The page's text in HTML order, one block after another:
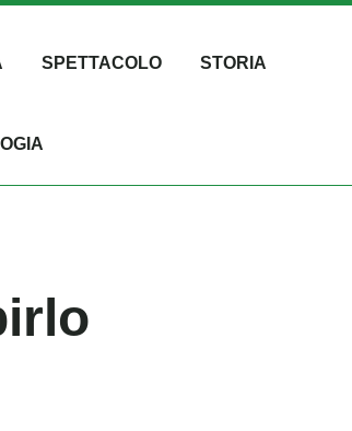
SPETTACOLO STORIA